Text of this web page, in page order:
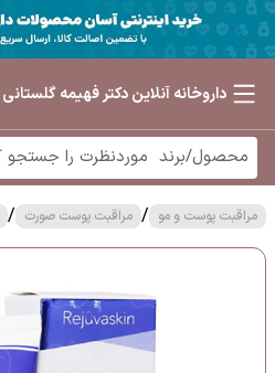
داروخانه آنلاین دکتر فهیمه گلستانی
مراقبت پوست و مو / مراقبت پوست صورت /